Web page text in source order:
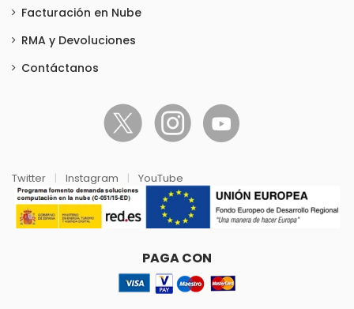
Facturación en Nube
RMA y Devoluciones
Contáctanos
Twitter | Instagram | YouTube
PAGA CON